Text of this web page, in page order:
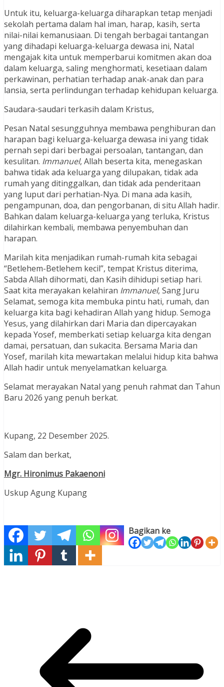
Untuk itu, keluarga-keluarga diharapkan tetap menjadi
sekolah pertama dalam hal iman, harap, kasih, serta
nilai-nilai kemanusiaan. Di tengah berbagai tantangan
yang dihadapi keluarga-keluarga dewasa ini, Natal
mengajak kita untuk memperbarui komitmen akan doa
dalam keluarga, saling menghormati, kesetiaan dalam
perkawinan, perhatian terhadap anak-anak dan para
lansia, serta perlindungan terhadap kehidupan keluarga.
Saudara-saudari terkasih dalam Kristus,
Pesan Natal sesungguhnya membawa penghiburan dan
harapan bagi keluarga-keluarga dewasa ini yang tidak
pernah sepi dari berbagai persoalan, tantangan, dan
kesulitan. Immanuel, Allah beserta kita, menegaskan
bahwa tidak ada keluarga yang dilupakan, tidak ada
rumah yang ditinggalkan, dan tidak ada penderitaan
yang luput dari perhatian-Nya. Di mana ada kasih,
pengampunan, doa, dan pengorbanan, di situ Allah hadir.
Bahkan dalam keluarga-keluarga yang terluka, Kristus
dilahirkan kembali, membawa penyembuhan dan
harapan.
Marilah kita menjadikan rumah-rumah kita sebagai
“Betlehem-Betlehem kecil”, tempat Kristus diterima,
Sabda Allah dihormati, dan Kasih dihidupi setiap hari.
Saat kita merayakan kelahiran Immanuel, Sang Juru
Selamat, semoga kita membuka pintu hati, rumah, dan
keluarga kita bagi kehadiran Allah yang hidup. Semoga
Yesus, yang dilahirkan dari Maria dan dipercayakan
kepada Yosef, memberkati setiap keluarga kita dengan
damai, persatuan, dan sukacita. Bersama Maria dan
Yosef, marilah kita mewartakan melalui hidup kita bahwa
Allah hadir untuk menyelamatkan keluarga.
Selamat merayakan Natal yang penuh rahmat dan Tahun
Baru 2026 yang penuh berkat.
Kupang, 22 Desember 2025.
Salam dan berkat,
Mgr. Hironimus Pakaenoni
Uskup Agung Kupang
Bagikan ke